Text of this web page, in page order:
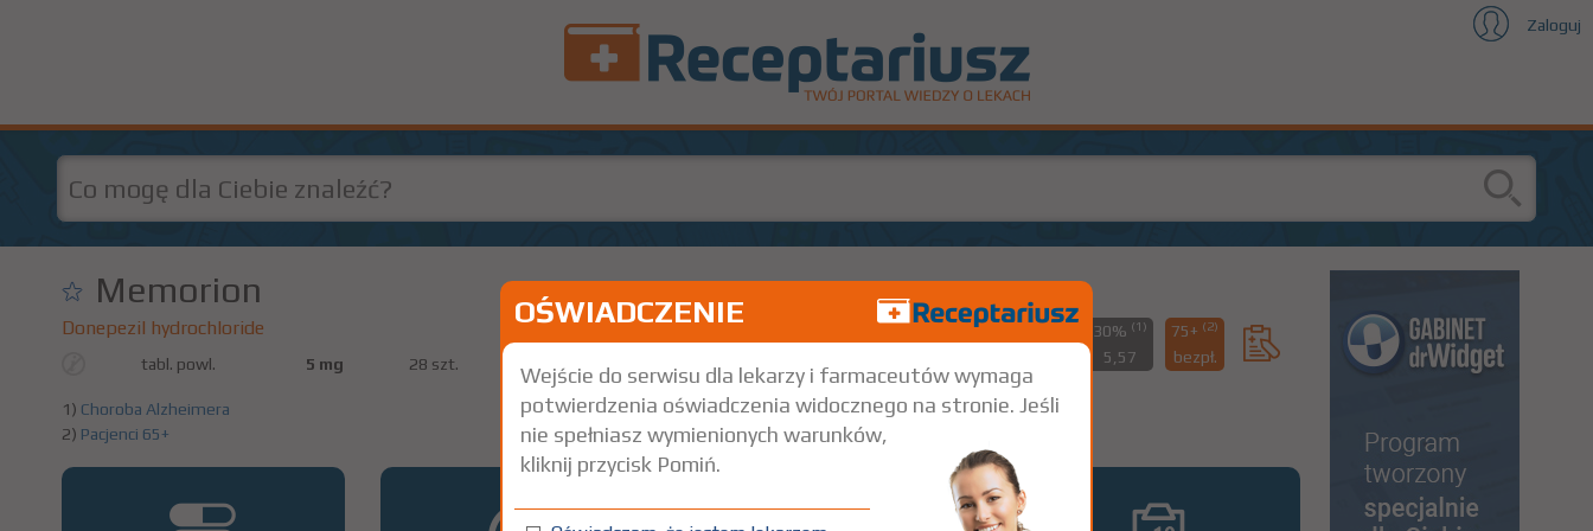
Zaloguj
Memorion
Donepezil hydrochloride
tabl. powl. 5 mg 28 szt. Doustnie
Rx
30% (1)
5,57
75+ (2)
bezpł.
1) Choroba Alzheimera
2) Pacjenci 65+
OŚWIADCZENIE
Wejście do serwisu dla lekarzy i farmaceutów wymaga
potwierdzenia oświadczenia widocznego na stronie. Jeśli
nie spełniasz wymienionych warunków,
kliknij przycisk Pomiń.